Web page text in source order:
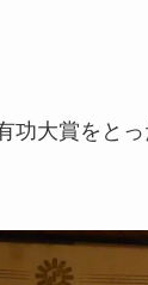
功大賞をと